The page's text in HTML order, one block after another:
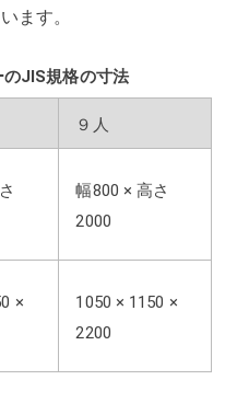
ます。
JIS規格の寸法
９人
幅800 × 高さ
2000
×
1050 × 1150 ×
2200